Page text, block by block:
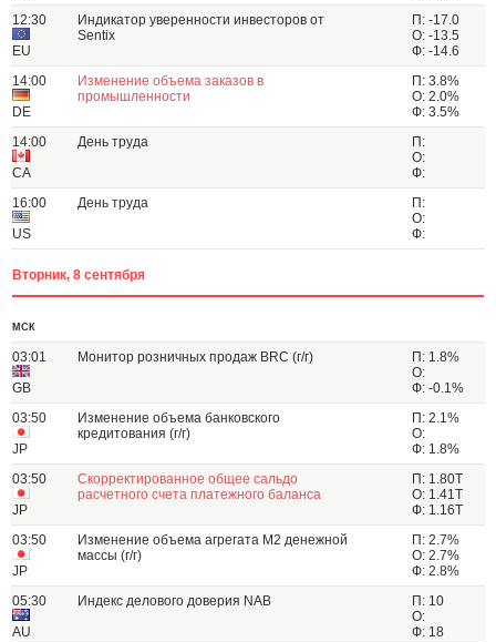
12:30
EU
Индикатор уверенности инвесторов от
Sentix
П: -17.0
О: -13.5
Ф: -14.6
14:00
DE
Изменение объема заказов в
промышленности
П: 3.8%
О: 2.0%
Ф: 3.5%
14:00
CA
День труда
П:
О:
Ф:
16:00
US
День труда
П:
О:
Ф:
Вторник, 8 сентября
МСК
03:01
GB
Монитор розничных продаж BRC (г/г)
П: 1.8%
О:
Ф: -0.1%
03:50
JP
Изменение объема банковского
кредитования (г/г)
П: 2.1%
О:
Ф: 1.8%
03:50
JP
Скорректированное общее сальдо
расчетного счета платежного баланса
П: 1.80T
О: 1.41T
Ф: 1.16T
03:50
JP
Изменение объема агрегата M2 денежной
массы (г/г)
П: 2.7%
О: 2.7%
Ф: 2.8%
05:30
AU
Индекс делового доверия NAB
П: 10
О:
Ф: 18